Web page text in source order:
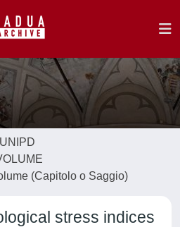
(Capitolo o Saggio)
stress indices